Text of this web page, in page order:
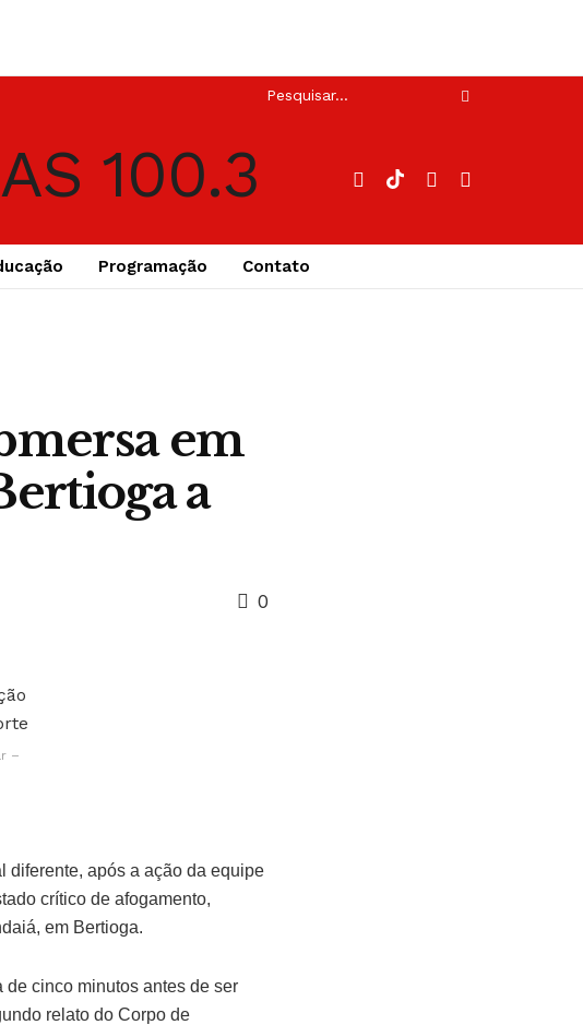
Programação Contato
em
a
0
–
diferente, após a ação da equipe
crítico de afogamento,
em Bertioga.
de cinco minutos antes de ser
relato do Corpo de